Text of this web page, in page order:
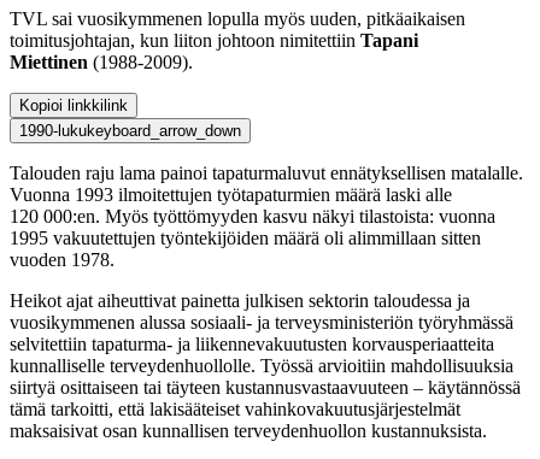
TVL sai vuosikymmenen lopulla myös uuden, pitkäaikaisen
toimitusjohtajan, kun liiton johtoon nimitettiin Tapani
Miettinen (1988-2009).
Kopioi linkkilink
1990-lukukeyboard_arrow_down
Talouden raju lama painoi tapaturmaluvut ennätyksellisen matalalle.
Vuonna 1993 ilmoitettujen työtapaturmien määrä laski alle
120 000:en. Myös työttömyyden kasvu näkyi tilastoista: vuonna
1995 vakuutettujen työntekijöiden määrä oli alimmillaan sitten
vuoden 1978.
Heikot ajat aiheuttivat painetta julkisen sektorin taloudessa ja
vuosikymmenen alussa sosiaali- ja terveysministeriön työryhmässä
selvitettiin tapaturma- ja liikennevakuutusten korvausperiaatteita
kunnalliselle terveydenhuollolle. Työssä arvioitiin mahdollisuuksia
siirtyä osittaiseen tai täyteen kustannusvastaavuuteen – käytännössä
tämä tarkoitti, että lakisääteiset vahinkovakuutusjärjestelmät
maksaisivat osan kunnallisen terveydenhuollon kustannuksista.